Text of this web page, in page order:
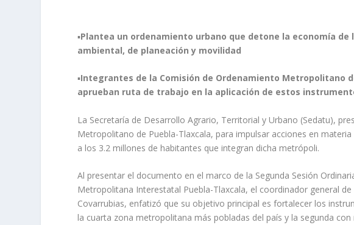
▪️Plantea un ordenamiento urbano que detone la economía
ambiental, de planeación y movilidad
▪️Integrantes de la Comisión de Ordenamiento Metropolitano
aprueban ruta de trabajo en la aplicación de estos
La Secretaría de Desarrollo Agrario, Territorial y Urbano (Sedatu),
Metropolitano de Puebla-Tlaxcala, para impulsar acciones en
a los 3.2 millones de habitantes que integran dicha metrópoli.
Al presentar el documento en el marco de la Segunda Sesión
Metropolitana Interestatal Puebla-Tlaxcala, el coordinador general
Covarrubias, enfatizó que su objetivo principal es fortalecer los
la cuarta zona metropolitana más pobladas del país y la segunda